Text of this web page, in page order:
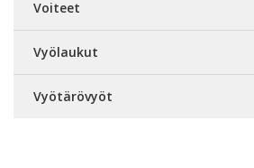
Voiteet
Vyölaukut
Vyötärövyöt